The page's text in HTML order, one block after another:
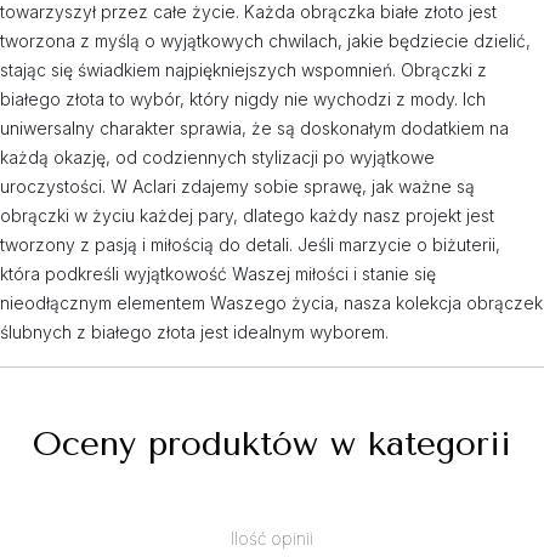
towarzyszył przez całe życie. Każda obrączka białe złoto jest
tworzona z myślą o wyjątkowych chwilach, jakie będziecie dzielić,
stając się świadkiem najpiękniejszych wspomnień. Obrączki z
białego złota to wybór, który nigdy nie wychodzi z mody. Ich
uniwersalny charakter sprawia, że są doskonałym dodatkiem na
każdą okazję, od codziennych stylizacji po wyjątkowe
uroczystości. W Aclari zdajemy sobie sprawę, jak ważne są
obrączki w życiu każdej pary, dlatego każdy nasz projekt jest
tworzony z pasją i miłością do detali. Jeśli marzycie o biżuterii,
która podkreśli wyjątkowość Waszej miłości i stanie się
nieodłącznym elementem Waszego życia, nasza kolekcja obrączek
ślubnych z białego złota jest idealnym wyborem.
Oceny produktów w kategorii
Ilość opinii